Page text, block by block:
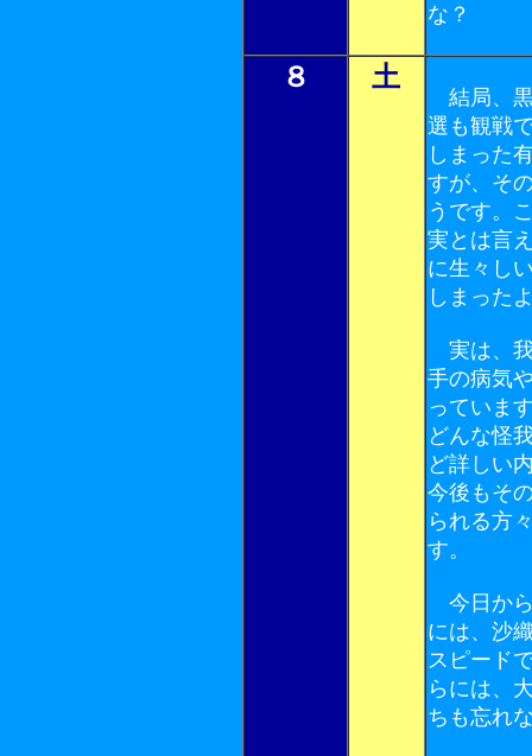
な？
８ 土
結局、黒
選も観戦
しまった
すが、そ
うです。
実とは言
に生々し
しまった
実は、我
手の病気
っていま
どんな怪
ど詳しい
今後もそ
られる方
す。
今日から
には、沙
スピード
らには、
ちも忘れ